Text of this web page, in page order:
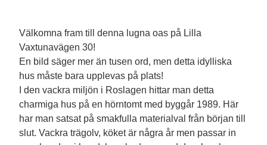
Välkomna fram till denna lugna oas på Lilla
Vaxtunavägen 30!
En bild säger mer än tusen ord, men detta idylliska
hus måste bara upplevas på plats!
I den vackra miljön i Roslagen hittar man detta
charmiga hus på en hörntomt med byggår 1989. Här
har man satsat på smakfulla materialval från början till
slut. Vackra trägolv, köket är några år men passar in